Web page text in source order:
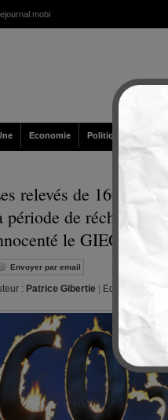
Economie Politique /
relevés de 1600
période de
le GIEC
Envoyer par email
: Patrice Gibertie Editeur :